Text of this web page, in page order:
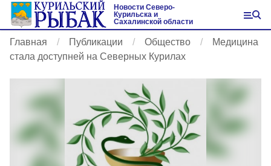
Новости Северо-
Курильска и
Сахалинской области
Главная Публикации Общество
Медицина
стала доступней на Северных Курилах